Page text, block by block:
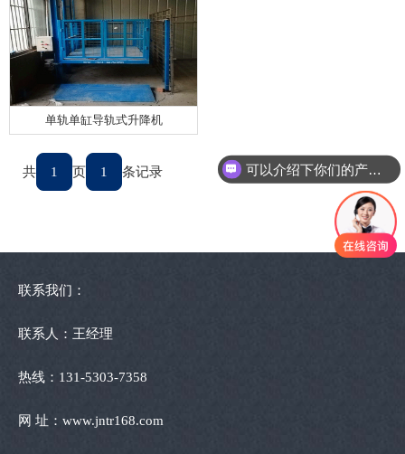
单轨单缸导轨式升降机
共 1 页 1 条记录
联系我们：
联系人：王经理
热线：131-5303-7358
网 址：www.jntr168.com
可以介绍下你们的产品么